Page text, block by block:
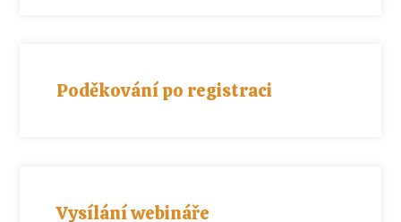
Poděkování po registraci
Vysílání webináře